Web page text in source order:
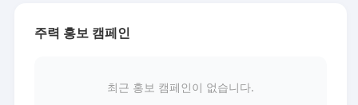
주력 홍보 캠페인
최근 홍보 캠페인이 없습니다.